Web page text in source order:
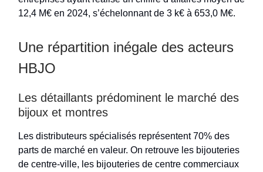
12,4 M€ en 2024, s’échelonnant de 3 k€ à 653,0 M€.
Une répartition inégale des acteurs
HBJO
Les détaillants prédominent le marché des
bijoux et montres
Les distributeurs spécialisés représentent 70% des
parts de marché en valeur. On retrouve les bijouteries
de centre-ville, les bijouteries de centre commerciaux